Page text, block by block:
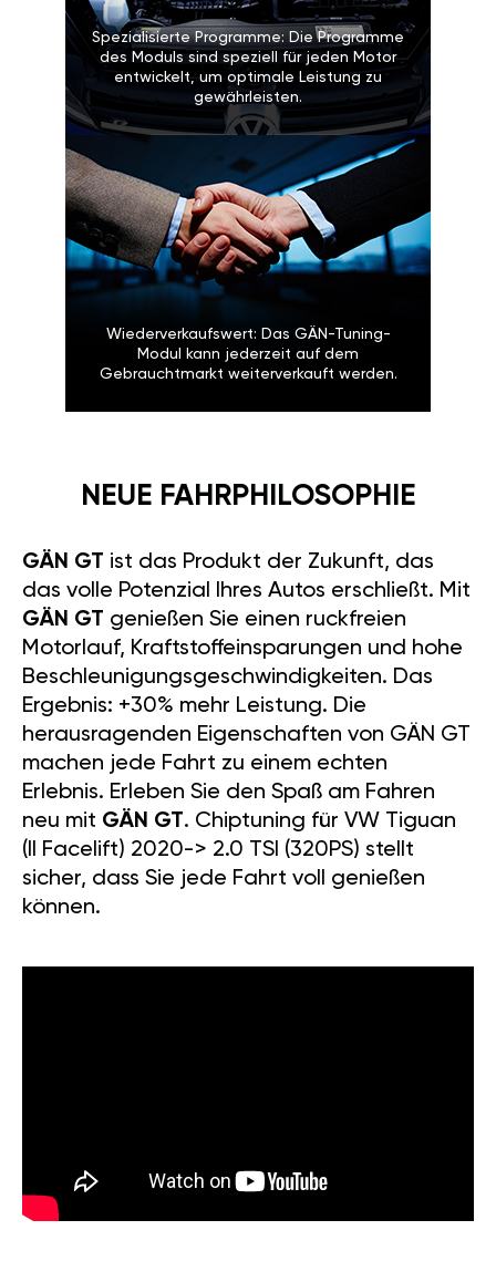
Spezialisierte Programme: Die Programme
des Moduls sind speziell für jeden Motor
entwickelt, um optimale Leistung zu
gewährleisten.
Wiederverkaufswert: Das GÄN-Tuning-
Modul kann jederzeit auf dem
Gebrauchtmarkt weiterverkauft werden.
NEUE FAHRPHILOSOPHIE
GÄN GT ist das Produkt der Zukunft, das
das volle Potenzial Ihres Autos erschließt. Mit
GÄN GT genießen Sie einen ruckfreien
Motorlauf, Kraftstoffeinsparungen und hohe
Beschleunigungsgeschwindigkeiten. Das
Ergebnis: +30% mehr Leistung. Die
herausragenden Eigenschaften von GÄN GT
machen jede Fahrt zu einem echten
Erlebnis. Erleben Sie den Spaß am Fahren
neu mit GÄN GT. Chiptuning für VW Tiguan
(II Facelift) 2020-> 2.0 TSI (320PS) stellt
sicher, dass Sie jede Fahrt voll genießen
können.